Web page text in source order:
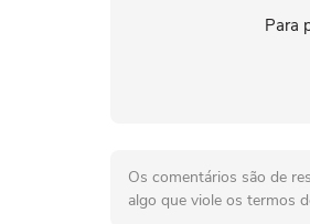
Para
Os comentários são de
algo que viole os termos